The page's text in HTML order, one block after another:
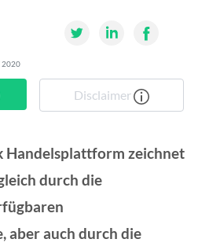
2020
Disclaimer
Handelsplattform zeichnet
durch die
aber auch durch die